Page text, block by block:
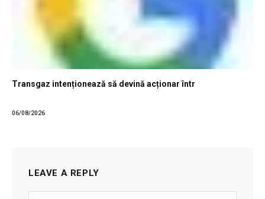
Transgaz intenționează să devină acționar într
06/08/2026
LEAVE A REPLY